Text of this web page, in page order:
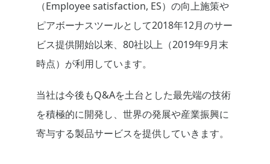
（Employee satisfaction, ES）の向上施策や
ピアボーナスツールとして2018年12月のサー
ビス提供開始以来、80社以上（2019年9月末
時点）が利用しています。
当社は今後もQ&Aを土台とした最先端の技術
を積極的に開発し、世界の発展や産業振興に
寄与する製品サービスを提供していきます。